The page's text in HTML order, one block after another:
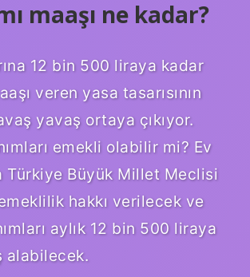
maaşı ne kadar?
12 bin 500 liraya kadar
veren yasa tasarısının
yavaş ortaya çıkıyor.
emekli olabilir mi? Ev
Türkiye Büyük Millet Meclisi
hakkı verilecek ve
aylık 12 bin 500 liraya
alabilecek.